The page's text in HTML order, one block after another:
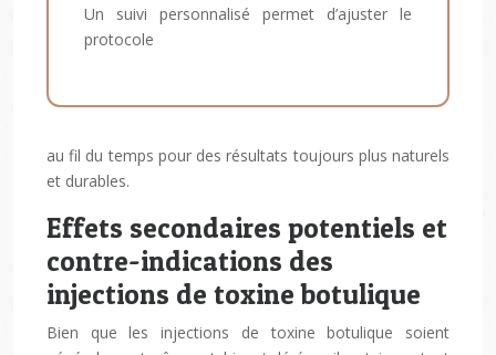
Un suivi personnalisé permet d’ajuster le
protocole
au fil du temps pour des résultats toujours plus naturels
et durables.
Effets secondaires potentiels et
contre-indications des
injections de toxine botulique
Bien que les injections de toxine botulique soient